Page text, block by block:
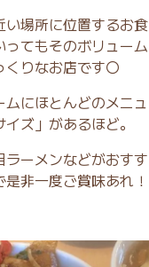
い場所に位置するお食
てもそのボリューム
くりなお店です〇
にほとんどのメニュ
ズ」があるほど。
ーメンなどがおすす
非一度ご賞味あれ！